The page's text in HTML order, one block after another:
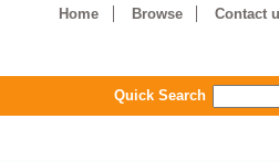
Home Browse Contact
Quick Search